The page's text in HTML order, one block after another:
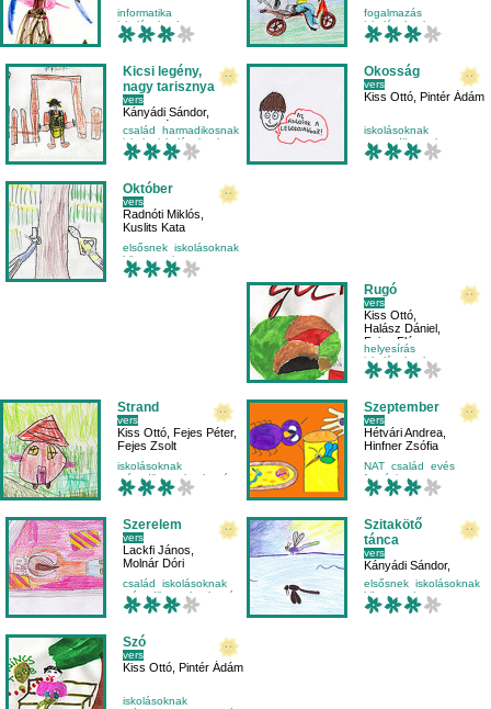
informatika
iskolásoknak
negyedikesnek
fogalmazás
iskolásoknak
negyedikesnek
Kicsi legény,
nagy tarisznya
vers
Kányádi Sándor,
Fejes Péter
Fejes Zsolt
család
harmadikosnak
iskola iskolásoknak
Okosság
vers
Kiss Ottó Pintér Ádám
iskolásoknak
negyedikesnek
olvasás
Október
vers
Radnóti Miklós
Kuslits Kata
elsősnek iskolásoknak
környezetismeret
olvasás
Rugó
vers
Kiss Ottó
Halász Dániel
Fejes Flóra
helyesírás
iskolásoknak
másodikosnak
Strand
vers
Kiss Ottó Fejes Péter,
Fejes Zsolt
iskolásoknak
másodikosnak
olvasás
olvasástechnika
Szeptember
vers
Hétvári Andrea
Hinfner Zsófia
NAT család
evés
fantázia
Szerelem
vers
Lackfi János
Molnár Dóri
család
iskolásoknak
másodikosnak
olvasás
Szitakötő
tánca
vers
Kányádi Sándor,
Nagy Eszter
elsősnek iskolásoknak
környezetismeret
természet
Szó
vers
Kiss Ottó Pintér Ádám
iskolásoknak